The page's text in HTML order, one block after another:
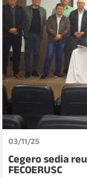
03/11/25
Cegero sedia
FECOERUSC